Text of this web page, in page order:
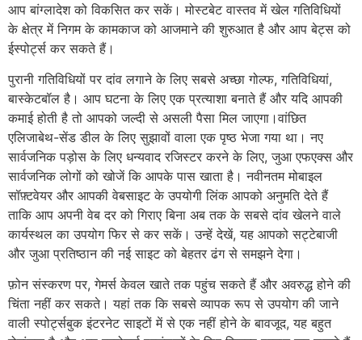
आप बांग्लादेश को विकसित कर सकें। मोस्टबेट वास्तव में खेल गतिविधियों
के क्षेत्र में निगम के कामकाज को आजमाने की शुरुआत है और आप बेट्स को
ईस्पोर्ट्स कर सकते हैं।
पुरानी गतिविधियों पर दांव लगाने के लिए सबसे अच्छा गोल्फ, गतिविधियां,
बास्केटबॉल है। आप घटना के लिए एक प्रत्याशा बनाते हैं और यदि आपकी
कमाई होती है तो आपको जल्दी से असली पैसा मिल जाएगा।वांछित
एलिजाबेथ-सेंड डील के लिए सुझावों वाला एक पृष्ठ भेजा गया था। नए
सार्वजनिक पड़ोस के लिए धन्यवाद रजिस्टर करने के लिए, जुआ एफएक्स और
सार्वजनिक लोगों को खोजें कि आपके पास खाता है। नवीनतम मोबाइल
सॉफ़्टवेयर और आपकी वेबसाइट के उपयोगी लिंक आपको अनुमति देते हैं
ताकि आप अपनी वेब दर को गिराए बिना अब तक के सबसे दांव खेलने वाले
कार्यस्थल का उपयोग फिर से कर सकें। उन्हें देखें, यह आपको सट्टेबाजी
और जुआ प्रतिष्ठान की नई साइट को बेहतर ढंग से समझने देगा।
फ़ोन संस्करण पर, गेमर्स केवल खाते तक पहुंच सकते हैं और अवरुद्ध होने की
चिंता नहीं कर सकते। यहां तक ​​​​कि सबसे व्यापक रूप से उपयोग की जाने
वाली स्पोर्ट्सबुक इंटरनेट साइटों में से एक नहीं होने के बावजूद, यह बहुत